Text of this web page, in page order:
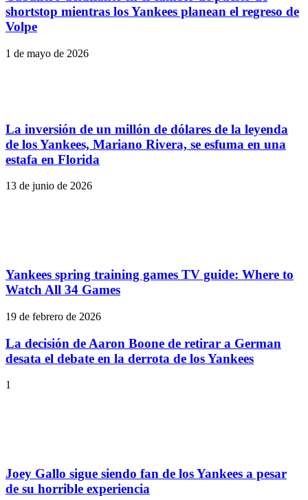
shortstop mientras los Yankees planean el regreso de
Volpe
1 de mayo de 2026
La inversión de un millón de dólares de la leyenda
de los Yankees, Mariano Rivera, se esfuma en una
estafa en Florida
13 de junio de 2026
Yankees spring training games TV guide: Where to
Watch All 34 Games
19 de febrero de 2026
La decisión de Aaron Boone de retirar a German
desata el debate en la derrota de los Yankees
1
Joey Gallo sigue siendo fan de los Yankees a pesar
de su horrible experiencia